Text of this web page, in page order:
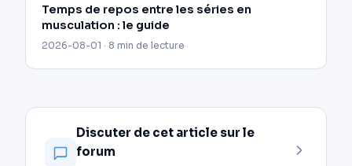
Temps de repos entre les séries en
musculation : le guide
2026-08-01 · 8 min de lecture
Discuter de cet article sur le
forum